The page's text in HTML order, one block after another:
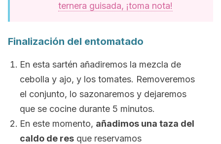
ternera guisada, ¡toma nota!
Finalización del entomatado
En esta sartén añadiremos la mezcla de
cebolla y ajo, y los tomates. Removeremos
el conjunto, lo sazonaremos y dejaremos
que se cocine durante 5 minutos.
En este momento, añadimos una taza del
caldo de res que reservamos